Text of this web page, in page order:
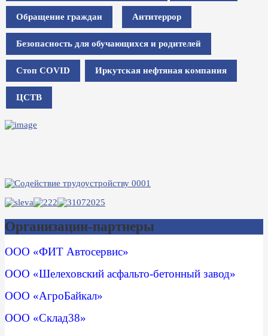
Обращение граждан Антитеррор
Безопасность для обучающихся и родителей
Стоп COVID Иркутская нефтяная компания
ЦСТВ
Организации-партнеры
ООО «ФИТ Автосервис»
ООО «Шелеховский асфальто-бетонный завод»
ООО «АгроБайкал»
ООО «Склад38»